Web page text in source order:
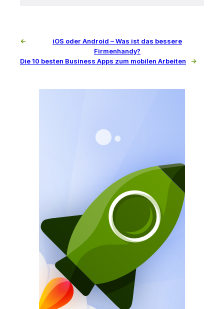
←
iOS oder Android – Was ist das bessere
Firmenhandy?
Die 10 besten Business Apps zum mobilen Arbeiten
→